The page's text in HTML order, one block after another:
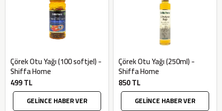
Çörek Otu Yağı (100 softjel) -
Shiffa Home
499 TL
GELİNCE HABER VER
Çörek Otu Yağı (250ml) -
Shiffa Home
850 TL
GELİNCE HABER VER